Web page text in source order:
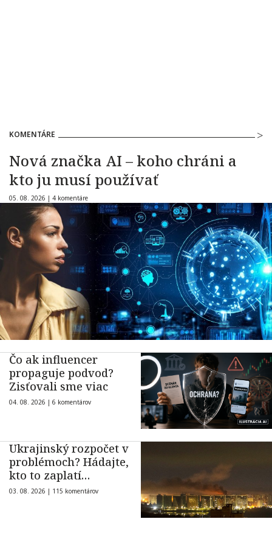
KOMENTÁRE
Nová značka AI – koho chráni a
kto ju musí používať
05. 08. 2026 | 4 komentáre
Čo ak influencer
propaguje podvod?
Zisťovali sme viac
04. 08. 2026 | 6 komentárov
Ukrajinský rozpočet v
problémoch? Hádajte,
kto to zaplatí…
03. 08. 2026 | 115 komentárov